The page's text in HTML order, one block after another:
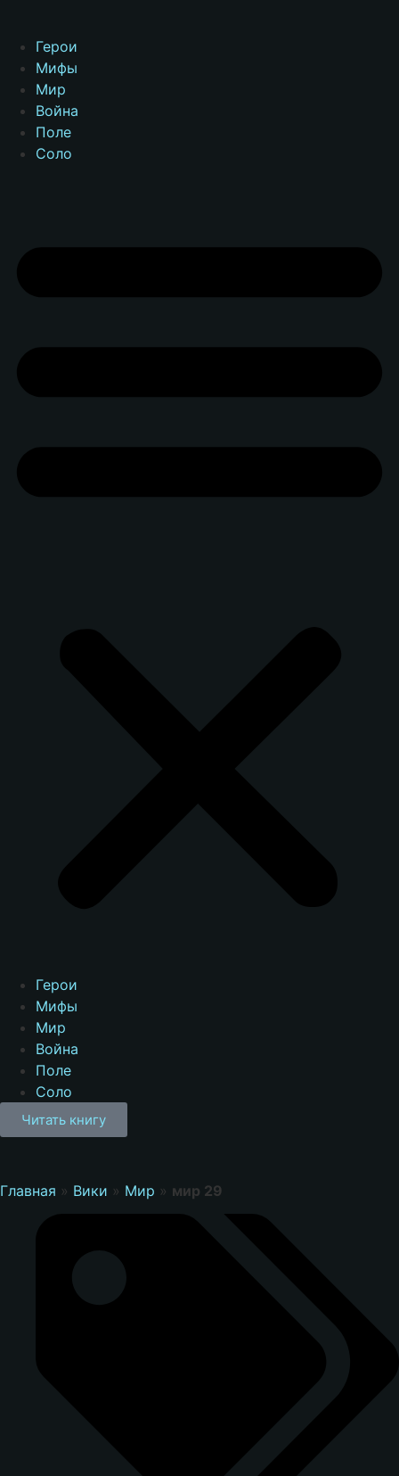
Герои
Мифы
Мир
Война
Поле
Соло
Герои
Мифы
Мир
Война
Поле
Соло
Читать книгу
Главная » Вики » Мир » мир 29